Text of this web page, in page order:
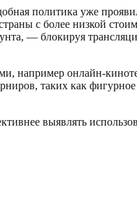
политика уже
с более низкой
— блокируя
например онлайн-
таких как
выявлять